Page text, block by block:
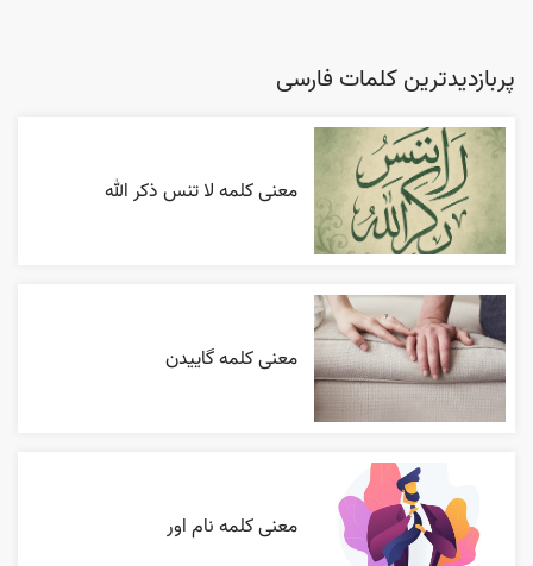
پربازدیدترین کلمات فارسی
معنی کلمه لا تنس ذکر الله
معنی کلمه گاییدن
معنی کلمه نام اور